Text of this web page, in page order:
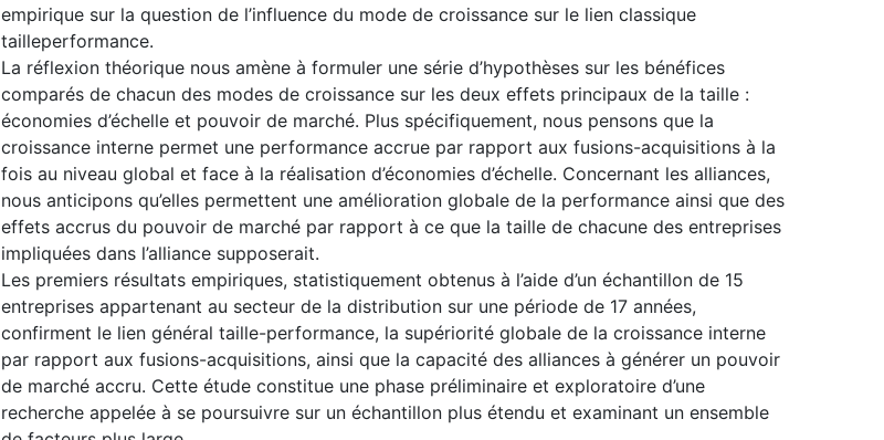
empirique sur la question de l’influence du mode de croissance sur le lien classique
tailleperformance.
La réflexion théorique nous amène à formuler une série d’hypothèses sur les bénéfices
comparés de chacun des modes de croissance sur les deux effets principaux de la taille :
économies d’échelle et pouvoir de marché. Plus spécifiquement, nous pensons que la
croissance interne permet une performance accrue par rapport aux fusions-acquisitions à la
fois au niveau global et face à la réalisation d’économies d’échelle. Concernant les alliances,
nous anticipons qu’elles permettent une amélioration globale de la performance ainsi que des
effets accrus du pouvoir de marché par rapport à ce que la taille de chacune des entreprises
impliquées dans l’alliance supposerait.
Les premiers résultats empiriques, statistiquement obtenus à l’aide d’un échantillon de 15
entreprises appartenant au secteur de la distribution sur une période de 17 années,
confirment le lien général taille-performance, la supériorité globale de la croissance interne
par rapport aux fusions-acquisitions, ainsi que la capacité des alliances à générer un pouvoir
de marché accru. Cette étude constitue une phase préliminaire et exploratoire d’une
recherche appelée à se poursuivre sur un échantillon plus étendu et examinant un ensemble